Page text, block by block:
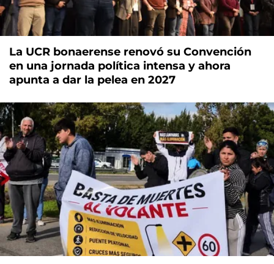
La UCR bonaerense renovó su Convención
en una jornada política intensa y ahora
apunta a dar la pelea en 2027